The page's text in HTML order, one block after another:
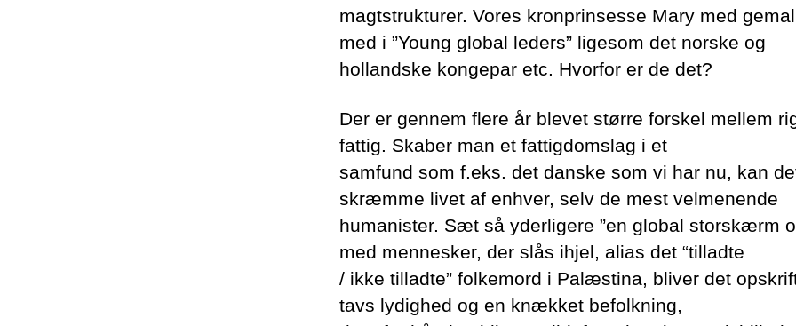
magtstrukturer. Vores kronprinsesse Mary med
med i ”Young global leders” ligesom det norske og
hollandske kongepar etc. Hvorfor er de det?
Der er gennem flere år blevet større forskel mellem
fattig. Skaber man et fattigdomslag i et
samfund som f.eks. det danske som vi har nu, kan
skræmme livet af enhver, selv de mest velmenende
humanister. Sæt så yderligere ”en global storskærm
med mennesker, der slås ihjel, alias det “tilladte
/ ikke tilladte” folkemord i Palæstina, bliver det
tavs lydighed og en knækket befolkning,